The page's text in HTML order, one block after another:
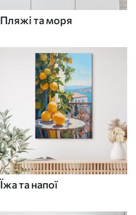
Пляжі та моря
Їжа та напої